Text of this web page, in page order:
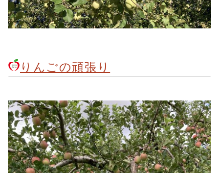
りんごの頑張り